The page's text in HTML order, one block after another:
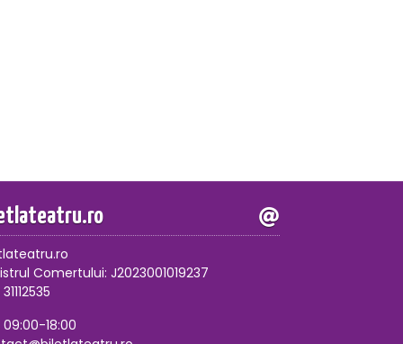
Comertului: J2023001019237
09:00-18:00